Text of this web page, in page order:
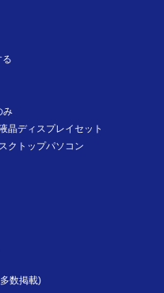
み
晶ディスプレイセット
クトップパソコン
数掲載)